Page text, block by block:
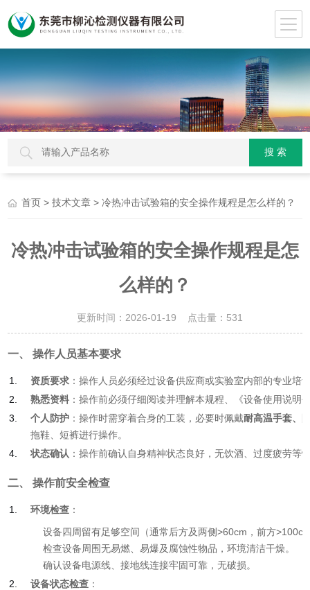
首页 >技术文章 > 冷热冲击试验箱的安全操作规程是怎么样的？
冷热冲击试验箱的安全操作规程是怎
么样的？
更新时间：2026-01-19 点击量： 531
一、 操作人员基本要求
资质要求 ：操作人员必须经过设备供应商或实验室内部的专业培
熟悉资料 ：操作前必须仔细阅读并理解本规程、《设备使用说明
个人防护 ：操作时需穿着合身的工装，必要时佩戴耐高温手套、
拖鞋、短裤进行操作。
状态确认 ：操作前确认自身精神状态良好，无饮酒、过度疲劳等
二、 操作前安全检查
环境检查 ：
设备四周留有足够空间（通常后方及两侧>60cm，前方
检查设备周围无易燃、易爆及腐蚀性物品，环境清洁干燥。
确认设备电源线、接地线连接牢固可靠，无破损。
设备状态检查 ：